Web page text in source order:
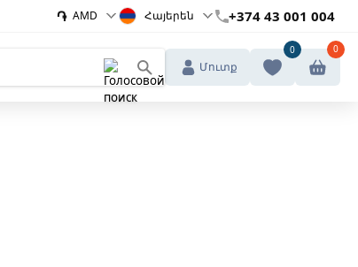
֏ AMD Հայերեն +374 43 001 004
Մուտք
0 0